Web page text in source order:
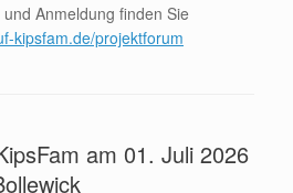
Anmeldung finden Sie
kipsfam.de/projektforum
am 01. Juli 2026